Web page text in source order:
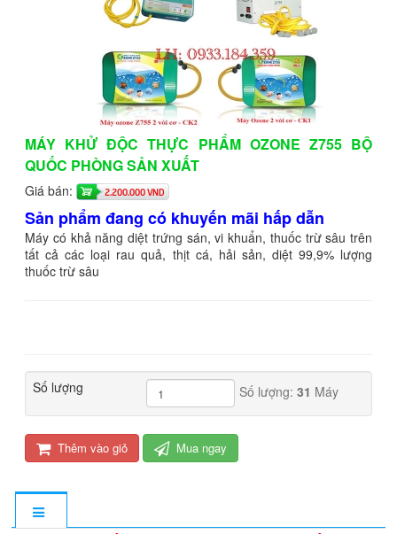
MÁY KHỬ ĐỘC THỰC PHẨM OZONE Z755 BỘ
QUỐC PHÒNG SẢN XUẤT
Giá bán: 2.200.000 VND
Sản phẩm đang có khuyến mãi hấp dẫn
Máy có khả năng diệt trứng sán, vi khuẩn, thuốc trừ sâu trên
tất cả các loại rau quả, thịt cá, hải sản, diệt 99,9% lượng
thuốc trừ sâu
Số lượng Số lượng: 31 Máy
Thêm vào giỏ Mua ngay